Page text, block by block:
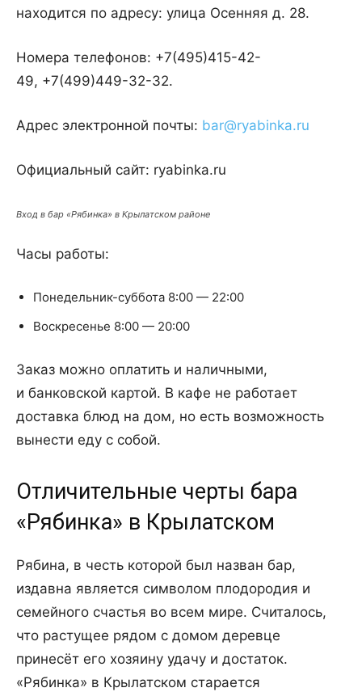
находится по адресу: улица Осенняя д. 28.
Номера телефонов: +7(495)415-42-
49, +7(499)449-32-32.
Адрес электронной почты: bar@ryabinka.ru
Официальный сайт: ryabinka.ru
Вход в бар «Рябинка» в Крылатском районе
Часы работы:
Понедельник-суббота 8:00 — 22:00
Воскресенье 8:00 — 20:00
Заказ можно оплатить и наличными,
и банковской картой. В кафе не работает
доставка блюд на дом, но есть возможность
вынести еду с собой.
Отличительные черты бара
«Рябинка» в Крылатском
Рябина, в честь которой был назван бар,
издавна является символом плодородия и
семейного счастья во всем мире. Считалось,
что растущее рядом с домом деревце
принесёт его хозяину удачу и достаток.
«Рябинка» в Крылатском старается